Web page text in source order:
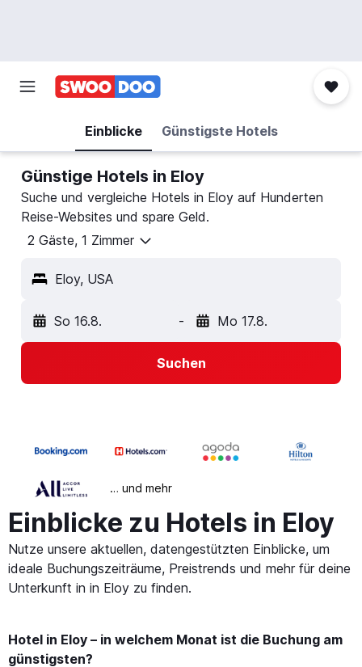
Einblicke Günstigste Hotels
Günstige Hotels in Eloy
Suche und vergleiche Hotels in Eloy auf Hunderten
Reise-Websites und spare Geld.
2 Gäste, 1 Zimmer
Eloy, USA
So 16.8. - Mo 17.8.
Suchen
… und mehr
Einblicke zu Hotels in Eloy
Nutze unsere aktuellen, datengestützten Einblicke, um
ideale Buchungszeiträume, Preistrends und mehr für deine
Unterkunft in in Eloy zu finden.
Hotel in Eloy – in welchem Monat ist die Buchung am
günstigsten?